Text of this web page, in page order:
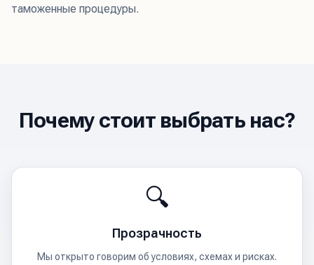
таможенные процедуры.
Почему стоит выбрать нас?
🔍
Прозрачность
Мы открыто говорим об условиях, схемах и рисках.